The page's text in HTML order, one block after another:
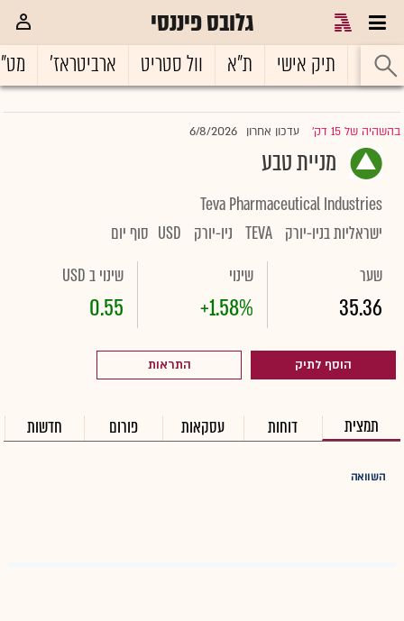
גלובס פיננסי
ראשי תיק אישי ת"א וול סטריט ארביטראז'
בהשהיה של 15 דק' |עדכון אחרון 6/8/2026
מניית טבע
Teva Pharmaceutical Industries
ישראליות בניו-יורק TEVA ניו-יורק USD סוף יום
שער
35.36
שינוי
+1.58%
שינוי ב USD
0.55
הוסף לתיק התראות
תמצית דוחות עסקאות פורום חדשות
השוואה